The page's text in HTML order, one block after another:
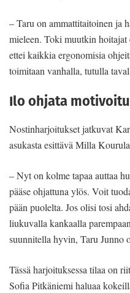
– Taru on ammattitaitoinen ja
mieleen. Toki muutkin hoitajat
ettei kaikkia ergonomisia
toimitaan vanhalla, tutulla
Ilo ohjata
Nostinharjoitukset jatkuvat
asukasta esittävä Milla
– Nyt on kolme tapaa auttaa
pääse ohjattuna ylös. Voit
pään puolelta. Jos olisi tosi
liukuvalla kankaalla
suunnitella hyvin, Taru Junno
Tässä harjoituksessa tilaa on
Sofia Pitkäniemi haluaa